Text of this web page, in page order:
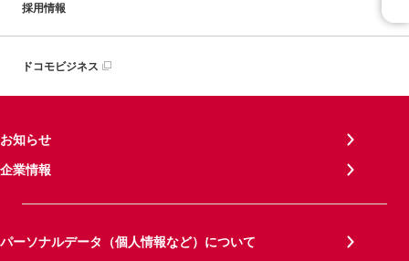
採用情報
ドコモビジネス
お知らせ
企業情報
パーソナルデータ（個人情報など）について